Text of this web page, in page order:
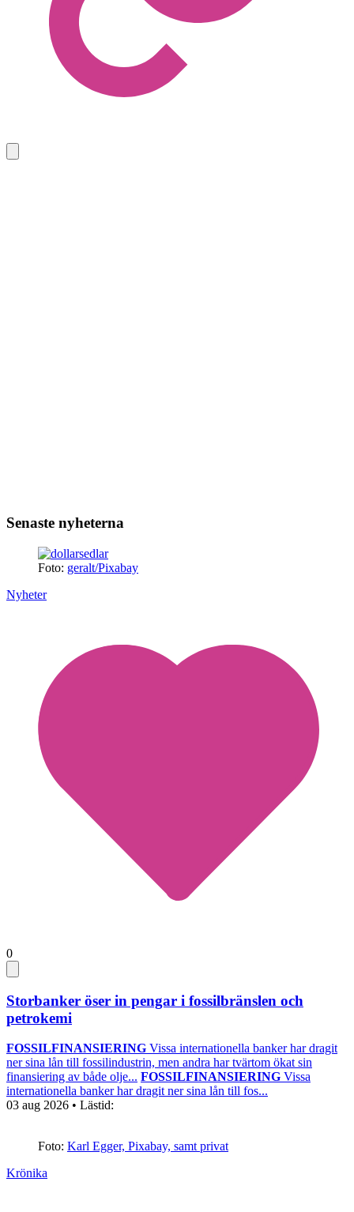
Senaste nyheterna
Foto: geralt/Pixabay
Nyheter
0
Storbanker öser in pengar i fossilbränslen och
petrokemi
FOSSILFINANSIERING Vissa internationella banker har dragit
ner sina lån till fossilindustrin, men andra har tvärtom ökat sin
finansiering av både olje... FOSSILFINANSIERING Vissa
internationella banker har dragit ner sina lån till fos...
03 aug 2026 • Lästid:
Foto: Karl Egger, Pixabay, samt privat
Krönika